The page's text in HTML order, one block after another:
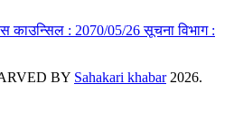
काउन्सिल : 2070/05/26सूचना विभाग :
BY Sahakari khabar2026.